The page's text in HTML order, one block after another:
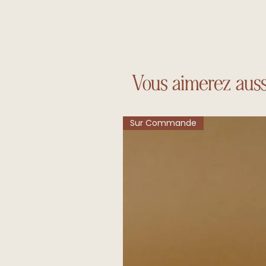
Vous aimerez
Sur Commande